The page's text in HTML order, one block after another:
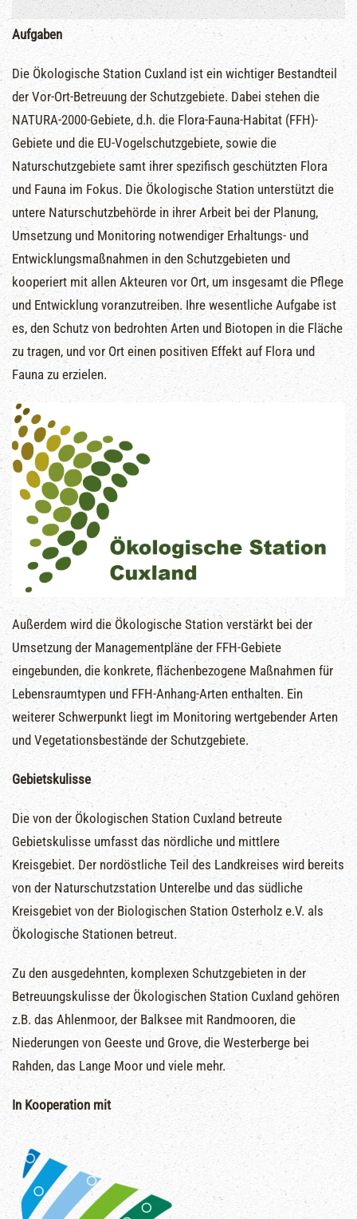
Aufgaben
Die Ökologische Station Cuxland ist ein wichtiger Bestandteil
der Vor-Ort-Betreuung der Schutzgebiete. Dabei stehen die
NATURA-2000-Gebiete, d.h. die Flora-Fauna-Habitat (FFH)-
Gebiete und die EU-Vogelschutzgebiete, sowie die
Naturschutzgebiete samt ihrer spezifisch geschützten Flora
und Fauna im Fokus. Die Ökologische Station unterstützt die
untere Naturschutzbehörde in ihrer Arbeit bei der Planung,
Umsetzung und Monitoring notwendiger Erhaltungs- und
Entwicklungsmaßnahmen in den Schutzgebieten und
kooperiert mit allen Akteuren vor Ort, um insgesamt die Pflege
und Entwicklung voranzutreiben. Ihre wesentliche Aufgabe ist
es, den Schutz von bedrohten Arten und Biotopen in die Fläche
zu tragen, und vor Ort einen positiven Effekt auf Flora und
Fauna zu erzielen.
Außerdem wird die Ökologische Station verstärkt bei der
Umsetzung der Managementpläne der FFH-Gebiete
eingebunden, die konkrete, flächenbezogene Maßnahmen für
Lebensraumtypen und FFH-Anhang-Arten enthalten. Ein
weiterer Schwerpunkt liegt im Monitoring wertgebender Arten
und Vegetationsbestände der Schutzgebiete.
Gebietskulisse
Die von der Ökologischen Station Cuxland betreute
Gebietskulisse umfasst das nördliche und mittlere
Kreisgebiet. Der nordöstliche Teil des Landkreises wird bereits
von der Naturschutzstation Unterelbe und das südliche
Kreisgebiet von der Biologischen Station Osterholz e.V. als
Ökologische Stationen betreut.
Zu den ausgedehnten, komplexen Schutzgebieten in der
Betreuungskulisse der Ökologischen Station Cuxland gehören
z.B. das Ahlenmoor, der Balksee mit Randmooren, die
Niederungen von Geeste und Grove, die Westerberge bei
Rahden, das Lange Moor und viele mehr.
In Kooperation mit